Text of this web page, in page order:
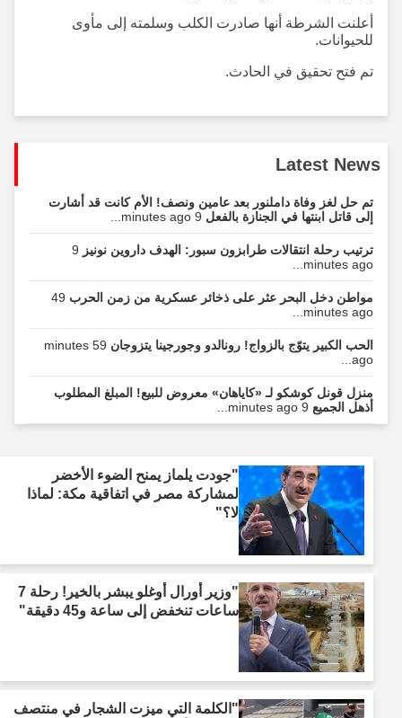
أعلنت الشرطة أنها صادرت الكلب وسلمته إلى مأوى
للحيوانات.
تم فتح تحقيق في الحادث.
Latest News
تم حل لغز وفاة داملنور بعد عامين ونصف! الأم كانت قد أشارت
إلى قاتل ابنتها في الجنازة بالفعل9 minutes ago...
ترتيب رحلة انتقالات طرابزون سبور: الهدف داروين نونيز9
minutes ago...
مواطن دخل البحر عثر على ذخائر عسكرية من زمن الحرب49
minutes ago...
الحب الكبير يتوّج بالزواج! رونالدو وجورجينا يتزوجان
59 minutes
ago...
منزل قونل كوشكو لـ «كاياهان» معروض للبيع! المبلغ المطلوب
أذهل الجميع9 minutes ago...
"جودت يلماز يمنح الضوء الأخضر
لمشاركة مصر في اتفاقية مكة: لماذا
لا؟"
"وزير أورال أوغلو يبشر بالخير! رحلة 7
ساعات تنخفض إلى ساعة و45 دقيقة"
"الكلمة التي ميزت الشجار في منتصف